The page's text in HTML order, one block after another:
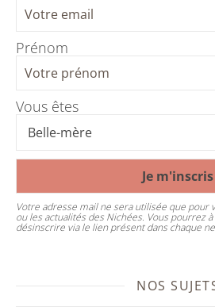
Prénom
Vous êtes
Votre adresse mail ne sera utilisée que pour
ou les actualités des Nichées. Vous pourrez
désinscrire via le lien présent dans chaque
NOS